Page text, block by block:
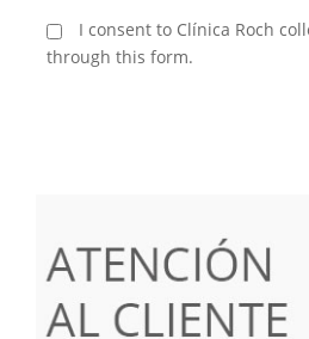
I consent to Clínica Roch
through this form.